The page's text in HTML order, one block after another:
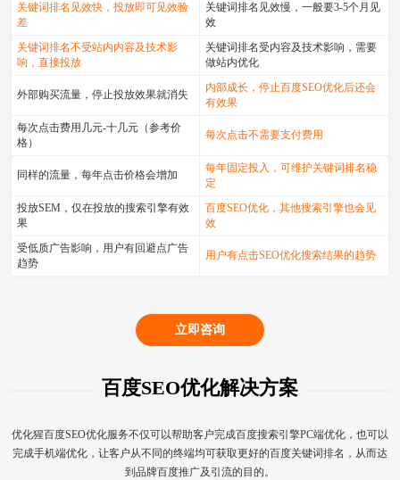
关键词排名见效快，投放即可见效验
差
关键词排名见效慢，一般要3-5个月见
效
关键词排名不受站内内容及技术影
响，直接投放
关键词排名受内容及技术影响，需要
做站内优化
外部购买流量，停止投放效果就消失
内部成长，停止百度SEO优化后还会
有效果
每次点击费用几元-十几元（参考价
格）
每次点击不需要支付费用
同样的流量，每年点击价格会增加
每年固定投入，可维护关键词排名稳
定
投放SEM，仅在投放的搜索引擎有效
果
百度SEO优化，其他搜索引擎也会见
效
受低质广告影响，用户有回避点广告
趋势
用户有点击SEO优化搜索结果的趋势
立即咨询
百度SEO优化解决方案
优化猩百度SEO优化服务不仅可以帮助客户完成百度搜索引擎PC端优化，也可以
完成手机端优化，让客户从不同的终端均可获取更好的百度关键词排名，从而达
到品牌百度推广及引流的目的。